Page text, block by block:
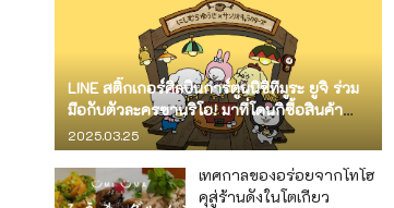
LINE สติ๊กเกอร์ศิลปินการ์ตูนนิชิทีมูระ ยูจิ ร่วม
มือกับตัวละครซานริโอ! มาที่โดนกิซื้อสินค้า
จำกัด
2025.03.25
เทศกาลของอร่อยจากโทโฮ
คุสู่ร้านดังในโตเกียว